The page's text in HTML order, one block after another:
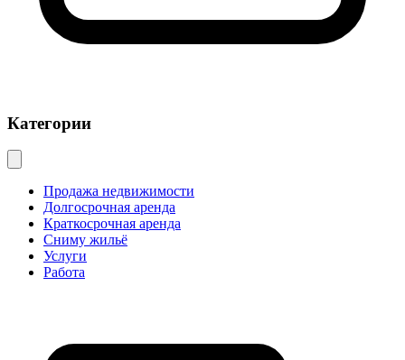
Категории
Продажа недвижимости
Долгосрочная аренда
Краткосрочная аренда
Сниму жильё
Услуги
Работа